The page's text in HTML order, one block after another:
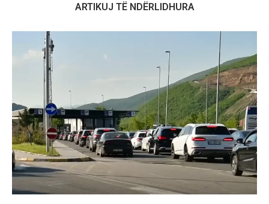
ARTIKUJ TË NDËRLIDHURA